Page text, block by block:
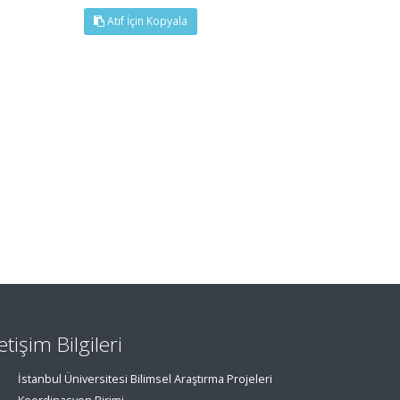
Atıf İçin Kopyala
Bilgileri
İstanbul Üniversitesi Bilimsel Araştırma Projeleri